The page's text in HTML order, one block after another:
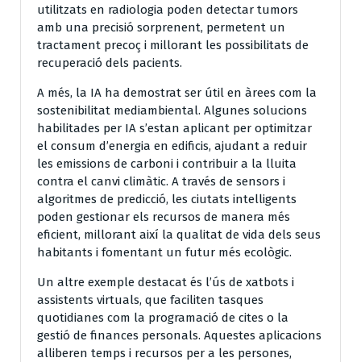
utilitzats en radiologia poden detectar tumors
amb una precisió sorprenent, permetent un
tractament precoç i millorant les possibilitats de
recuperació dels pacients.
A més, la IA ha demostrat ser útil en àrees com la
sostenibilitat mediambiental. Algunes solucions
habilitades per IA s’estan aplicant per optimitzar
el consum d’energia en edificis, ajudant a reduir
les emissions de carboni i contribuir a la lluita
contra el canvi climàtic. A través de sensors i
algoritmes de predicció, les ciutats intelligents
poden gestionar els recursos de manera més
eficient, millorant així la qualitat de vida dels seus
habitants i fomentant un futur més ecològic.
Un altre exemple destacat és l’ús de xatbots i
assistents virtuals, que faciliten tasques
quotidianes com la programació de cites o la
gestió de finances personals. Aquestes aplicacions
alliberen temps i recursos per a les persones,